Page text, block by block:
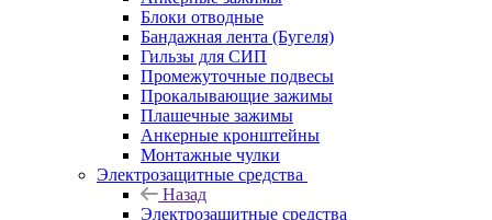
Блоки отводные
Бандажная лента (Бугеля)
Гильзы для СИП
Промежуточные подвесы
Прокалывающие зажимы
Плашечные зажимы
Анкерные кронштейны
Монтажные чулки
Электрозащитные средства
Назад
Электрозащитные средства